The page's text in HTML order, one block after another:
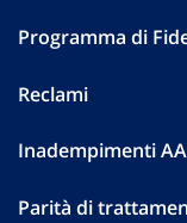
Programma di
Reclami
Inadempimenti
Parità di